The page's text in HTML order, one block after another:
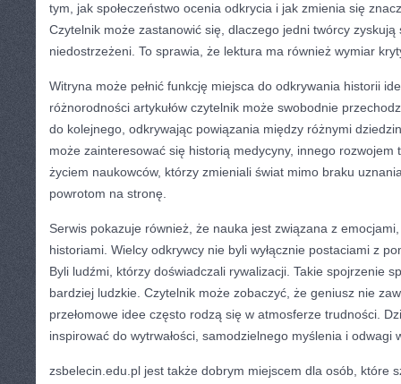
tym, jak społeczeństwo ocenia odkrycia i jak zmienia się
Czytelnik może zastanowić się, dlaczego jedni twórcy zyskują
niedostrzeżeni. To sprawia, że lektura ma również wymiar
Witryna może pełnić funkcję miejsca do odkrywania historii
różnorodności artykułów czytelnik może swobodnie
do kolejnego, odkrywając powiązania między różnymi
może zainteresować się historią medycyny, innego rozwojem
życiem naukowców, którzy zmieniali świat mimo braku
powrotom na stronę.
Serwis pokazuje również, że nauka jest związana z
historiami. Wielcy odkrywcy nie byli wyłącznie postaciami z
Byli ludźmi, którzy doświadczali rywalizacji. Takie spojrzenie
bardziej ludzkie. Czytelnik może zobaczyć, że geniusz nie
przełomowe idee często rodzą się w atmosferze trudności.
inspirować do wytrwałości, samodzielnego myślenia i odwagi
zsbelecin.edu.pl jest także dobrym miejscem dla osób, które